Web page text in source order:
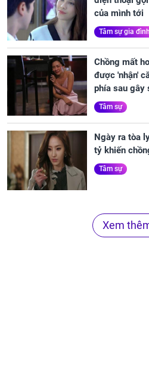
của mình tới
Tâm sự gia đình
Chồng mất
được 'nhận'
phía sau gây
Tâm sự
Ngày ra tòa
tỷ khiến
Tâm sự
Xem